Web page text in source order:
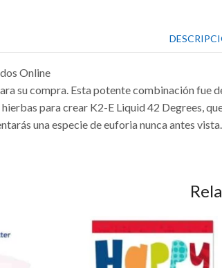
Online
su compra. Esta potente combinación fue
para crear K2-E Liquid 42 Degrees,
una especie de euforia nunca antes vista.